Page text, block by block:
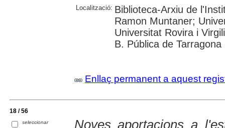
Localització: Biblioteca-Arxiu de
Ramon Muntaner;
Universitat Rovira i
B. Pública de Tarragona
Enllaç permanent a aquest
18 / 56
seleccionar Noves aportacions a